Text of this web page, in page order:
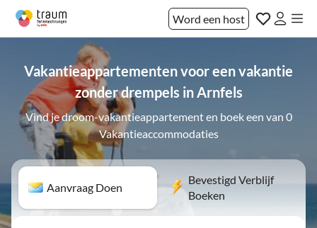
Word een host
Vakantieappartementen voor een vakantie
zonder drempels in Arnfels
Vind je droom-vakantieappartement en boek een van 0
Vakantieaccommodaties
Aanvraag Doen
Bevestigd Verblijf
Boeken